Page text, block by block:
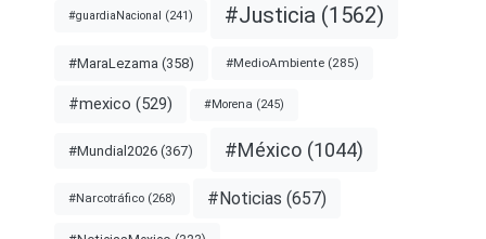
#guardiaNacional (241) #Justicia (1562)
#MaraLezama (358) #MedioAmbiente (285)
#mexico (529) #Morena (245)
#Mundial2026 (367) #México (1044)
#Narcotráfico (268) #Noticias (657)